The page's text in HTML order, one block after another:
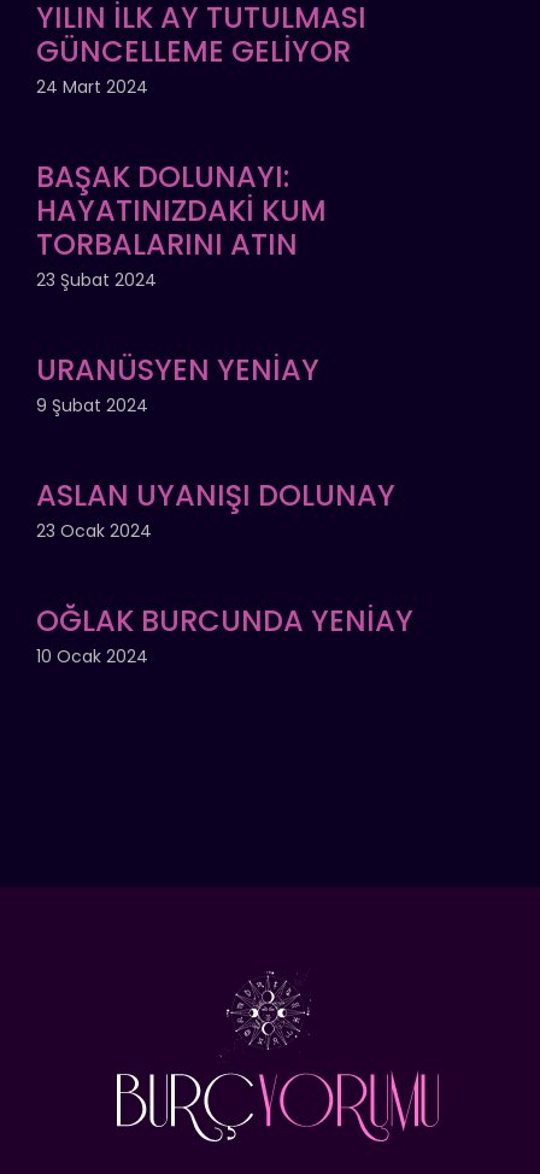
YILIN İLK AY TUTULMASI
GÜNCELLEME GELİYOR
24 Mart 2024
BAŞAK DOLUNAYI:
HAYATINIZDAKİ KUM
TORBALARINI ATIN
23 Şubat 2024
URANÜSYEN YENİAY
9 Şubat 2024
ASLAN UYANIŞI DOLUNAY
23 Ocak 2024
OĞLAK BURCUNDA YENİAY
10 Ocak 2024